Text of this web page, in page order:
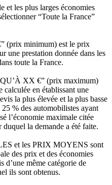
et les plus larges économies
“Toute la France”
(prix minimum) est le prix
une prestation donnée dans les
toute la France.
XX €” (prix maximum)
calculée en établissant une
la plus élevée et la plus basse
% des automobilistes ayant
l’économie maximale citée
la demande a été faite.
et les PRIX MOYENS sont
des prix et des économies
d’une même catégorie de
ils sont obtenus.